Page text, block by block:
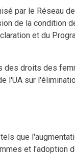
par le Réseau
de la condition
et du
des droits des
l'UA sur
que
et l'adoption